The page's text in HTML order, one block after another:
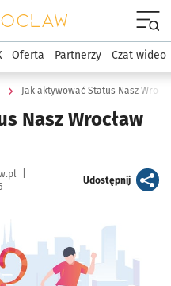
Oferta Partnerzy Czat wideo
Jak aktywować Status Nasz
Nasz Wrocław
Udostępnijartykuł